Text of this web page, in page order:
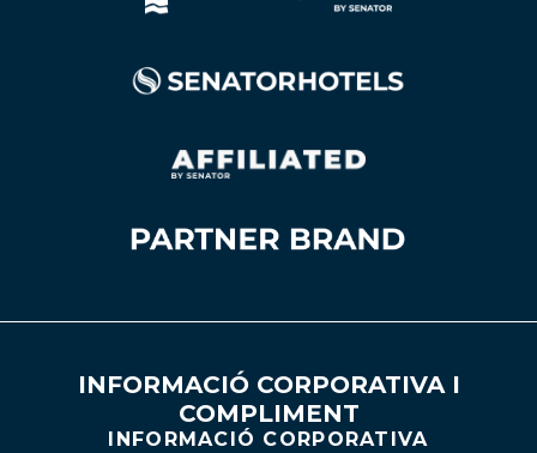
INFORMACIÓ CORPORATIVA I
COMPLIMENT
INFORMACIÓ CORPORATIVA